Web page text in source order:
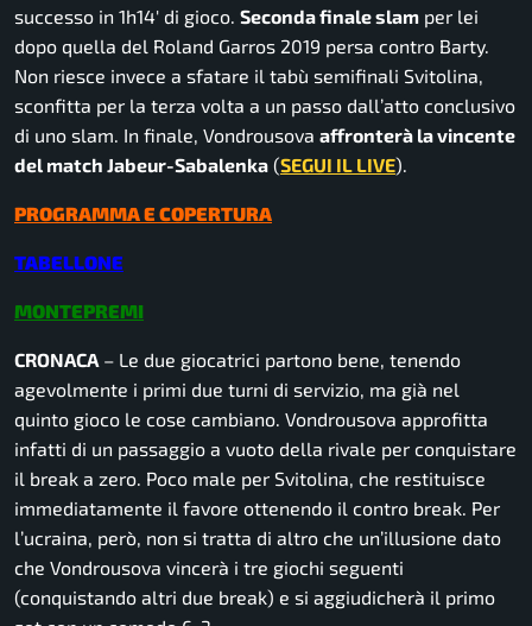
successo in 1h14′ di gioco. Seconda finale slam per lei
dopo quella del Roland Garros 2019 persa contro Barty.
Non riesce invece a sfatare il tabù semifinali Svitolina,
sconfitta per la terza volta a un passo dall’atto conclusivo
di uno slam. In finale, Vondrousova affronterà la vincente
del match Jabeur-Sabalenka (SEGUI IL LIVE).
PROGRAMMA E COPERTURA
TABELLONE
MONTEPREMI
CRONACA – Le due giocatrici partono bene, tenendo
agevolmente i primi due turni di servizio, ma già nel
quinto gioco le cose cambiano. Vondrousova approfitta
infatti di un passaggio a vuoto della rivale per conquistare
il break a zero. Poco male per Svitolina, che restituisce
immediatamente il favore ottenendo il contro break. Per
l’ucraina, però, non si tratta di altro che un’illusione dato
che Vondrousova vincerà i tre giochi seguenti
(conquistando altri due break) e si aggiudicherà il primo